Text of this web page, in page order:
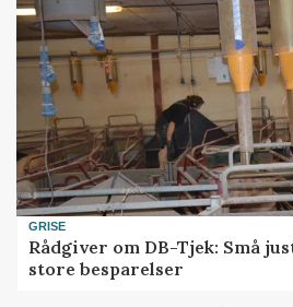
GRISE
Rådgiver om DB-Tjek: Små
store besparelser